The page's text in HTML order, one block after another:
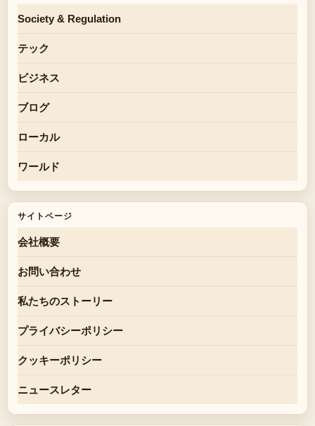
Society & Regulation
テック
ビジネス
ブログ
ローカル
ワールド
サイトページ
会社概要
お問い合わせ
私たちのストーリー
プライバシーポリシー
クッキーポリシー
ニュースレター